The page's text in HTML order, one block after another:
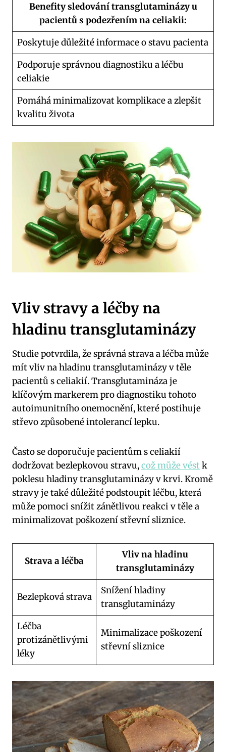
Benefity sledování transglutaminázy u
pacientů s podezřením na celiakii:
Poskytuje důležité informace o stavu pacienta
Podporuje správnou diagnostiku a léčbu
celiakie
Pomáhá minimalizovat komplikace a zlepšit
kvalitu života
Vliv stravy a léčby na
hladinu transglutaminázy
Studie potvrdila, že správná strava a léčba může
mít vliv na hladinu transglutaminázy v těle
pacientů s celiakií. Transglutamináza je
klíčovým markerem pro diagnostiku tohoto
autoimunitního onemocnění, které postihuje
střevo způsobené intolerancí lepku.
Často se doporučuje pacientům s celiakií
dodržovat bezlepkovou stravu,což může vést k
poklesu hladiny transglutaminázy v krvi. Kromě
stravy je také důležité podstoupit léčbu, která
může pomoci snížit zánětlivou reakci v těle a
minimalizovat poškození střevní sliznice.
Strava a léčba
Vliv na hladinu
transglutaminázy
Bezlepková strava
Snížení hladiny
transglutaminázy
Léčba
protizánětlivými
léky
Minimalizace poškození
střevní sliznice